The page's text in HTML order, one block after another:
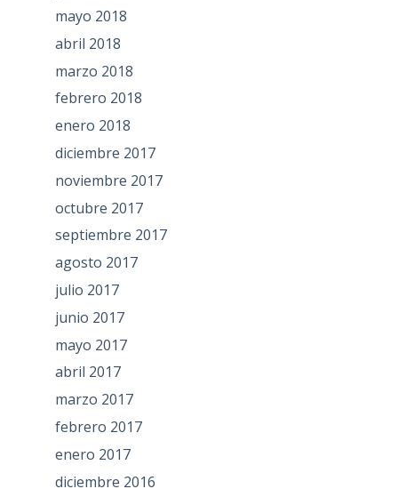
mayo 2018
abril 2018
marzo 2018
febrero 2018
enero 2018
diciembre 2017
noviembre 2017
octubre 2017
septiembre 2017
agosto 2017
julio 2017
junio 2017
mayo 2017
abril 2017
marzo 2017
febrero 2017
enero 2017
diciembre 2016